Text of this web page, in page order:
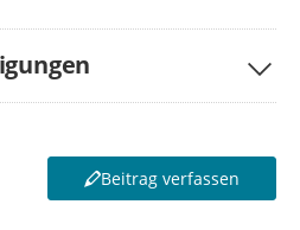
Beitrag verfassen